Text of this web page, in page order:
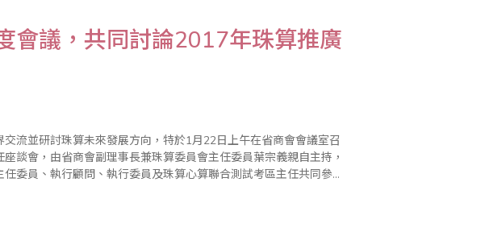
會議，共同討論2017年珠算推廣
流並研討珠算未來發展方向，特於1月22日上午在省商會會議室召
談會，由省商會副理事長兼珠算委員會主任委員葉宗義親自主持，
委員、執行顧問、執行委員及珠算心算聯合測試考區主任共同參